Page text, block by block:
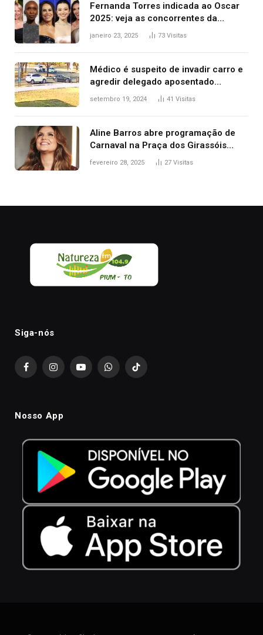
Fernanda Torres indicada ao Oscar
2025: veja as concorrentes da
brasileira a melhor atriz
janeiro 23, 2025 73 Visitas
Médico é suspeito de invadir carro e
agredir delegado aposentado
durante confusão no trânsito
setembro 19, 2024 41 Visitas
Aline Barros abre programação de
Carnaval na Praça dos Girassóis
nesta sexta-feira, em Palmas
fevereiro 28, 2025 27 Visitas
Siga-nós
FacebookInstagramYouTubeWhatsAppTikTok
Nosso App